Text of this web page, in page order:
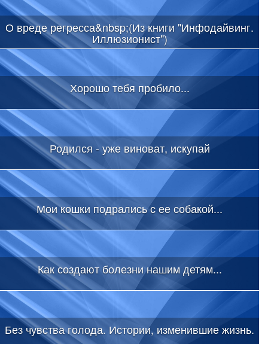
О вреде регресса&nbsp;(Из книги "Инфодайвинг.
Иллюзионист")
Хорошо тебя пробило...
Родился - уже виноват, искупай
Мои кошки подрались с ее собакой...
Как создают болезни нашим детям...
Без чувства голода. Истории, изменившие жизнь.